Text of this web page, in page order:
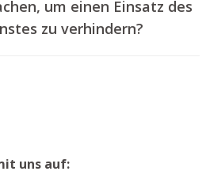
setzen Ihnen jedoch einen
die Tür wieder ordentlich
Schlüsseldienstes zu verhindern?
uns auf: